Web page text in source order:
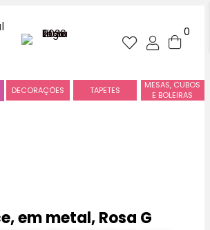
0
DECORAÇÕES TAPETES
MESAS, CUBOS
E BOLEIRAS
em metal, Rosa G